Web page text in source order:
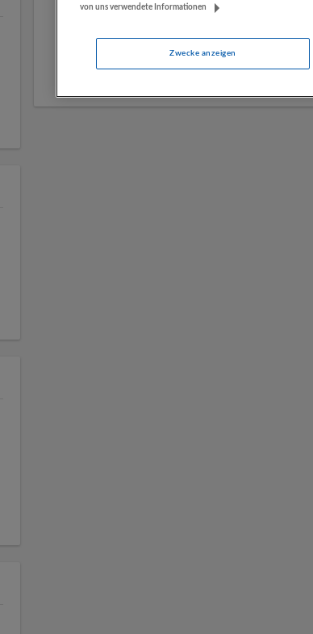
Gesundheitswesen | Herstellung
Öffentliche Verwaltung |
Sonstige Dienstleistungen |
von uns verwendete Informationen
Zwecke anzeigen